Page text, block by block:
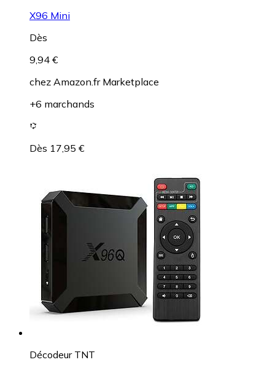
X96 Mini
Dès
9,94 €
chez Amazon.fr Marketplace
+6 marchands
Dès 17,95 €
Décodeur TNT